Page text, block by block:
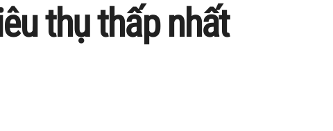
thụ thấp nhất